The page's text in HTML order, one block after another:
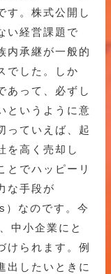
す。株式公開し
い経営課題で
内承継が一般的
でした。しか
あって、必ずし
というように意
っていえば、起
を高く売却し
とでハッピーリ
な手段が
なのです。今
中小企業にと
けられます。例
出したいときに